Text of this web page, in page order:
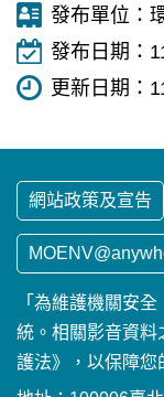
發布單位：
發布日期：
更新日期：
網站政策及宣告
「為維護機關安
統。相關影音資料
護法》，以保障您